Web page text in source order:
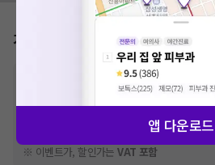
가격표
비급여 항목의 경우,추가비용 등으로 실제
한 가격은 해당 의료기관에 직접 문의해주세요.
※급여 항목의 경우,건강보험심사평가원에
격입니다. (진료와 연관된 복합적인 비용이 추
산정될 수 있는 점 참고 바랍니다.)
※ 이벤트가, 할인가는VAT 포함
앱 다운로드